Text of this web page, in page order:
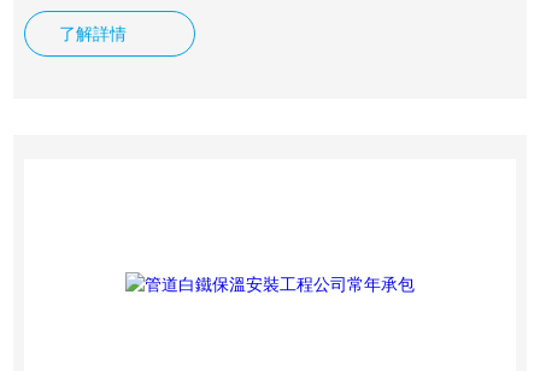
巖棉、玻璃棉、硅酸鋁、橡塑、聚氨酯等各種保溫材料。工程
施工方便、以優(yōu)惠的價格滿足廣大用戶的要求主要經
了解詳情